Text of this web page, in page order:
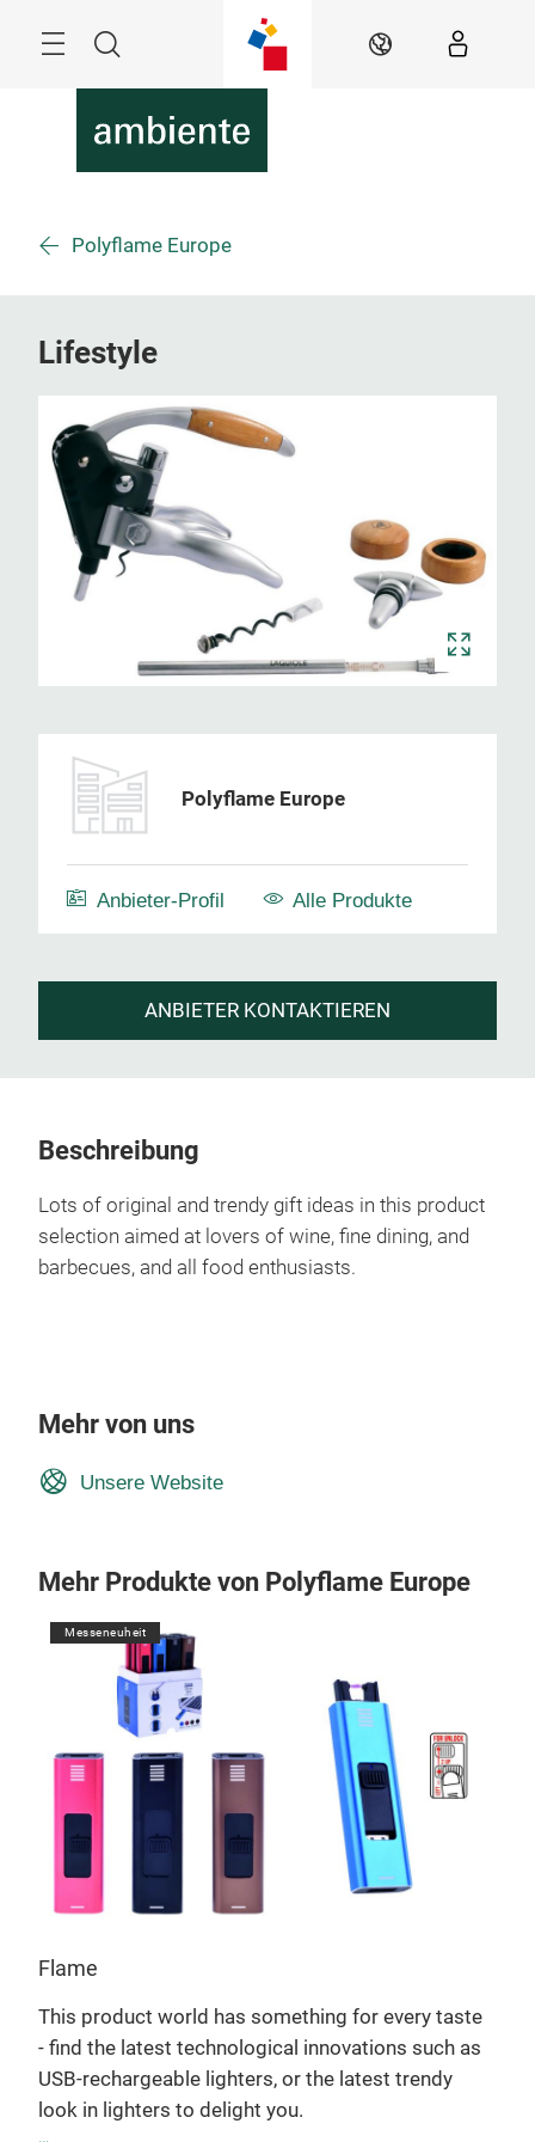
Suche DE
Polyflame Europe
Lifestyle
Polyflame Europe
Anbieter-Profil Alle Produkte
ANBIETER KONTAKTIEREN
Beschreibung
Lots of original and trendy gift ideas in this product
selection aimed at lovers of wine, fine dining, and
barbecues, and all food enthusiasts.
Mehr von uns
Unsere Website
Mehr Produkte von Polyflame Europe
Messeneuheit
Flame
This product world has something for every taste
- find the latest technological innovations such as
USB-rechargeable lighters, or the latest trendy
look in lighters to delight you.